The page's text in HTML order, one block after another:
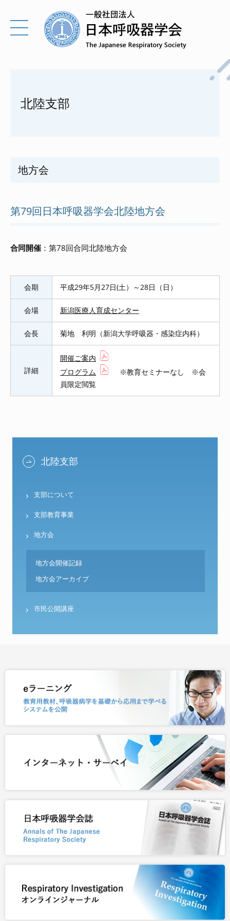
北陸支部
地方会
第79回日本呼吸器学会北陸地方会
合同開催 ：第78回合同北陸地方会
会期 平成29年5月27日(土）～28日（日）
会場 新潟医療人育成センター
会長 菊地 利明（新潟大学呼吸器・感染症内科）
詳細
開催ご案内
プログラム
※教育セミナーなし ※会
員限定閲覧
北陸支部
支部について
支部教育事業
地方会
地方会開催記録
地方会アーカイブ
市民公開講座